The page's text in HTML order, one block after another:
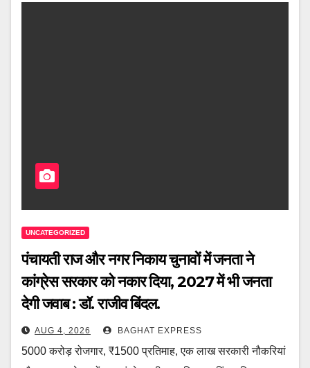
UNCATEGORIZED
पंचायती राज और नगर निकाय चुनावों में जनता ने
कांग्रेस सरकार को नकार दिया, 2027 में भी जनता
देगी जवाब : डॉ. राजीव बिंदल.
AUG 4, 2026 BAGHAT EXPRESS
5000 करोड़ रोजगार, ₹1500 प्रतिमाह, एक लाख सरकारी नौकरियां